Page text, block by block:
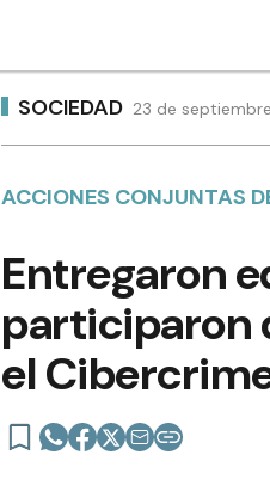
SOCIEDAD 23 de
ACCIONES CONJUNTAS
Entregaron
participaron
el